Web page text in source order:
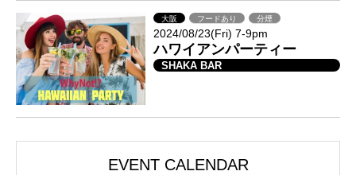
大阪 フードあり 分煙
2024/08/23(Fri) 7-9pm
ハワイアンパーティー
SHAKA BAR
EVENT CALENDAR